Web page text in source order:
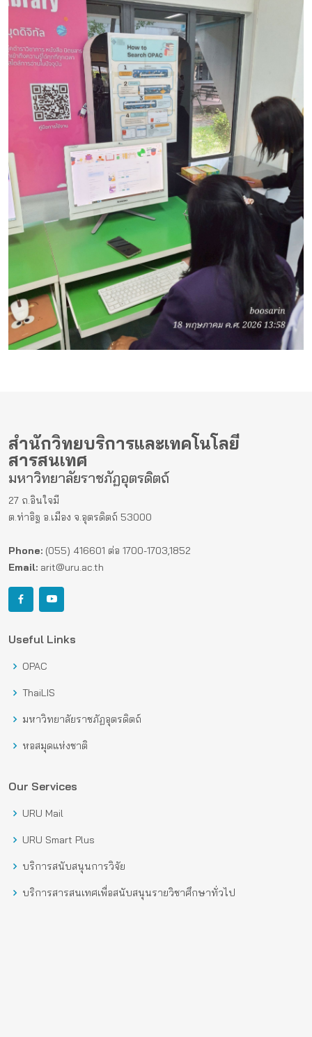
สำนักวิทยบริการและเทคโนโลยี
สารสนเทศ
มหาวิทยาลัยราชภัฏอุตรดิตถ์
27 ถ.อินใจมี
ต.ท่าอิฐ อ.เมือง จ.อุตรดิตถ์ 53000
Phone: (055) 416601 ต่อ 1700-1703,1852
Email: arit@uru.ac.th
Useful Links
OPAC
ThaiLIS
มหาวิทยาลัยราชภัฏอุตรดิตถ์
หอสมุดแห่งชาติ
Our Services
URU Mail
URU Smart Plus
บริการสนับสนุนการวิจัย
บริการสารสนเทศเพื่อสนับสนุนรายวิชาศึกษาทั่วไป